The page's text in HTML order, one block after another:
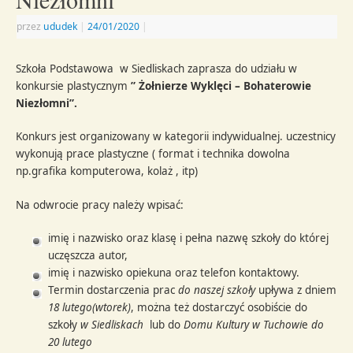
przez ududek | 24/01/2020 |
Szkoła Podstawowa w Siedliskach zaprasza do udziału w
konkursie plastycznym” Żołnierze Wyklęci – Bohaterowie
Niezłomni”.
Konkurs jest organizowany w kategorii indywidualnej. uczestnicy
wykonują prace plastyczne ( format i technika dowolna
np.grafika komputerowa, kolaż , itp)
Na odwrocie pracy należy wpisać:
imię i nazwisko oraz klasę i pełna nazwę szkoły do której
uczęszcza autor,
imię i nazwisko opiekuna oraz telefon kontaktowy.
Termin dostarczenia prac do naszej szkołyupływa z dniem
18 lutego(wtorek), można też dostarczyć osobiście do
szkoły w Siedliskach lub doDomu Kultury w Tuchowie do
20 lutego